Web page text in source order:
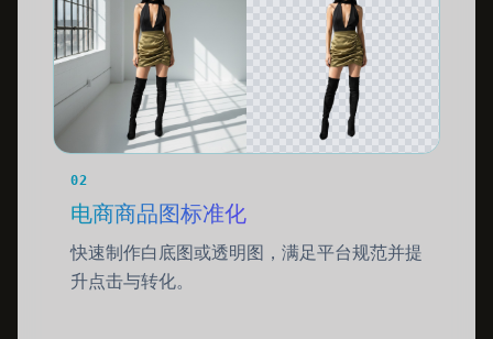
02
电商商品图标准化
快速制作白底图或透明图，满足平台规范并提
升点击与转化。